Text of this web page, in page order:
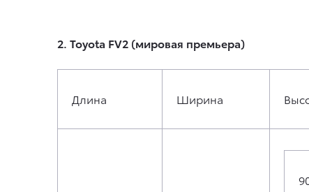
2. Toyota FV2 (мировая премьера)
Длина Ширина